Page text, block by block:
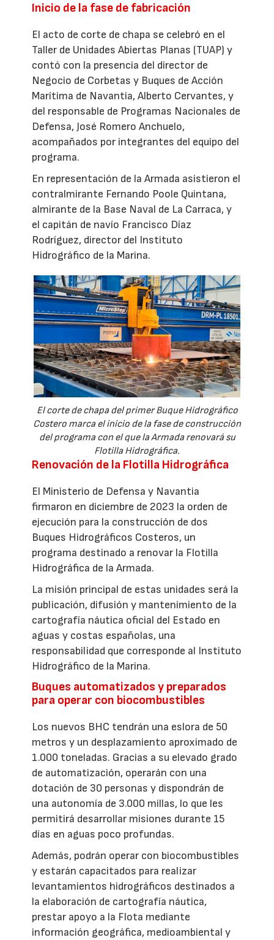
Inicio de la fase de fabricación
El acto de corte de chapa se celebró en el
Taller de Unidades Abiertas Planas (TUAP) y
contó con la presencia del director de
Negocio de Corbetas y Buques de Acción
Marítima de Navantia, Alberto Cervantes, y
del responsable de Programas Nacionales de
Defensa, José Romero Anchuelo,
acompañados por integrantes del equipo del
programa.
En representación de la Armada asistieron el
contralmirante Fernando Poole Quintana,
almirante de la Base Naval de La Carraca, y
el capitán de navío Francisco Díaz
Rodríguez, director del Instituto
Hidrográfico de la Marina.
El corte de chapa del primer Buque Hidrográfico
Costero marca el inicio de la fase de construcción
del programa con el que la Armada renovará su
Flotilla Hidrográfica.
Renovación de la Flotilla Hidrográfica
El Ministerio de Defensa y Navantia
firmaron en diciembre de 2023 la orden de
ejecución para la construcción de dos
Buques Hidrográficos Costeros, un
programa destinado a renovar la Flotilla
Hidrográfica de la Armada.
La misión principal de estas unidades será la
publicación, difusión y mantenimiento de la
cartografía náutica oficial del Estado en
aguas y costas españolas, una
responsabilidad que corresponde al Instituto
Hidrográfico de la Marina.
Buques automatizados y preparados
para operar con biocombustibles
Los nuevos BHC tendrán una eslora de 50
metros y un desplazamiento aproximado de
1.000 toneladas. Gracias a su elevado grado
de automatización, operarán con una
dotación de 30 personas y dispondrán de
una autonomía de 3.000 millas, lo que les
permitirá desarrollar misiones durante 15
días en aguas poco profundas.
Además, podrán operar con biocombustibles
y estarán capacitados para realizar
levantamientos hidrográficos destinados a
la elaboración de cartografía náutica,
prestar apoyo a la Flota mediante
información geográfica, medioambiental y